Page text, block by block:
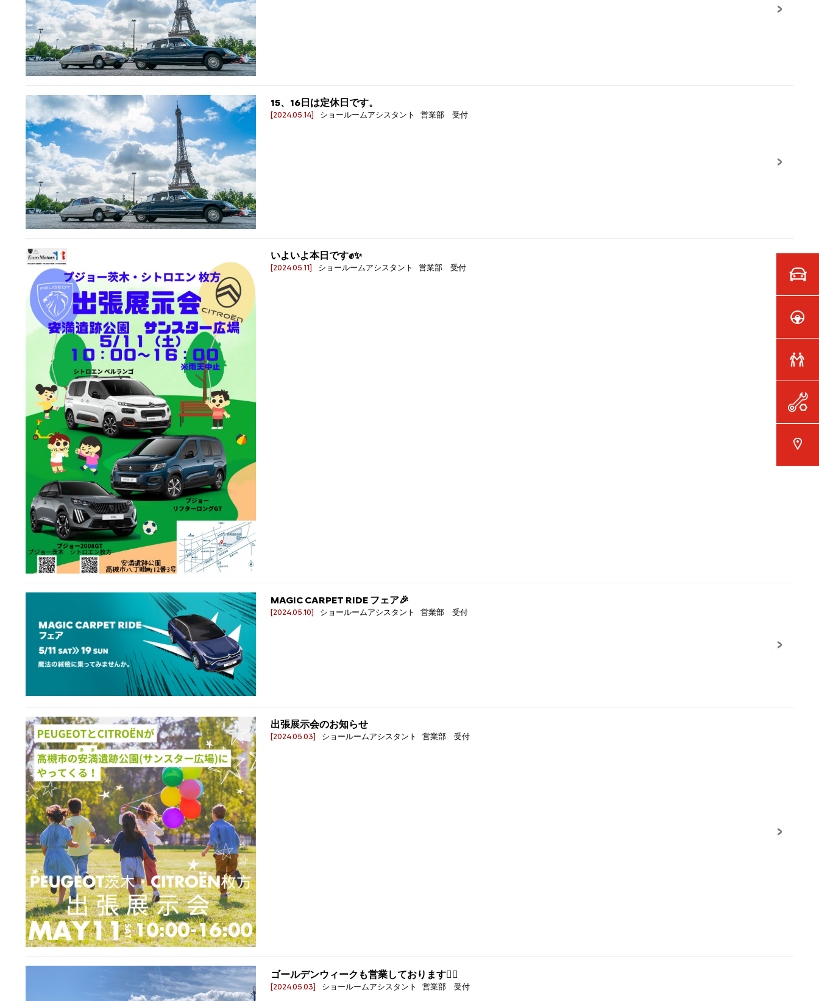
15、16日は定休日です。
[2024.05.14] ショールームアシスタント 営業部 受付
いよいよ本日です✊✨
[2024.05.11] ショールームアシスタント 営業部 受付
MAGIC CARPET RIDE フェア🎉
[2024.05.10] ショールームアシスタント 営業部 受付
出張展示会のお知らせ
[2024.05.03] ショールームアシスタント 営業部 受付
ゴールデンウィークも営業しております🙆‍♀️
[2024.05.03] ショールームアシスタント 営業部 受付